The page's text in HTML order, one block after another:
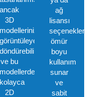
ancak
3D
modellerinizi
görüntüleyebilir,
döndürebilir
ve bu
modellerden
kolayca
2D
ağ
lisansı
seçenekleriyle
ömür
boyu
kullanım
sunar
ve
sabit